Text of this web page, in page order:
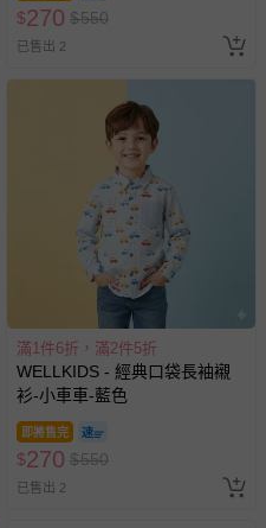
見： 退換貨 & 退款問題
限台灣本島。如您位於離島地
據商品需加收離島運費。廠商
、偏遠地區、樓層親送等加價
單個人資料內的查詢訂單內，
檢查是否完好，若商品遇瑕疵
貨，請見：退貨的辦理流程。
與資訊、購物流程、付款方
退貨及商品運送方式等有疑
心。
購，遇缺貨即會通知媽咪並協
$270 $550
已售出 2
滿1件6折，滿2件5折
WELLKIDS - 經典口袋長袖襯
衫-小車車-藍色
即將售完
$270 $550
已售出 2